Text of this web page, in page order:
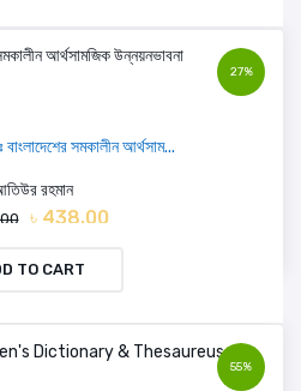
27%
সমকালীন আর্থসাম...
রহমান
৳ 438.00
TO CART
55%